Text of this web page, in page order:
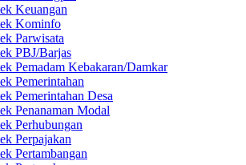
Keuangan
Kominfo
Parwisata
PBJ/Barjas
Pemadam Kebakaran/Damkar
Pemerintahan
Pemerintahan Desa
Penanaman Modal
Perhubungan
Perpajakan
Pertambangan